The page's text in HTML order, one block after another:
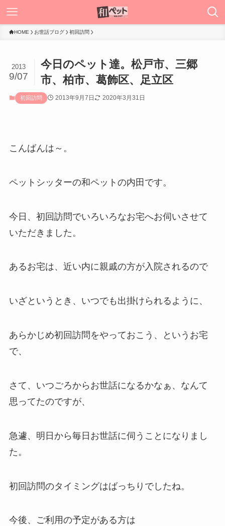
HOME お世話ブログ 初回訪問
今日のペット達。松戸市、三郷
市、柏市、葛飾区、足立区
2013
9/07
初回訪問 2013年9月7日 2020年3月31日
こんばんは～。
ペットシッターの和ペットの内田です。
今日、初回訪問でいろいろなお宅へお伺いさせて
いただきました。
あるお宅は、近い内に親戚の方が入院されるので
いざというとき、いつでも出掛けられるように、
あらかじめ初回訪問をやっておこう、というお宅
で、
さて、いつごろからお世話になるかなぁ、なんて
思ってたのですが、
急遽、明日から毎日お世話に伺うことになりまし
た。
初回訪問のタイミングはばっちりでしたね。
今後、ご利用の予定がある方は